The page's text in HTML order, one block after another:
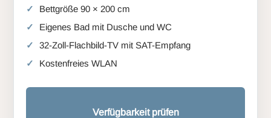
Bettgröße 90 × 200 cm
Eigenes Bad mit Dusche und WC
32-Zoll-Flachbild-TV mit SAT-Empfang
Kostenfreies WLAN
Verfügbarkeit prüfen